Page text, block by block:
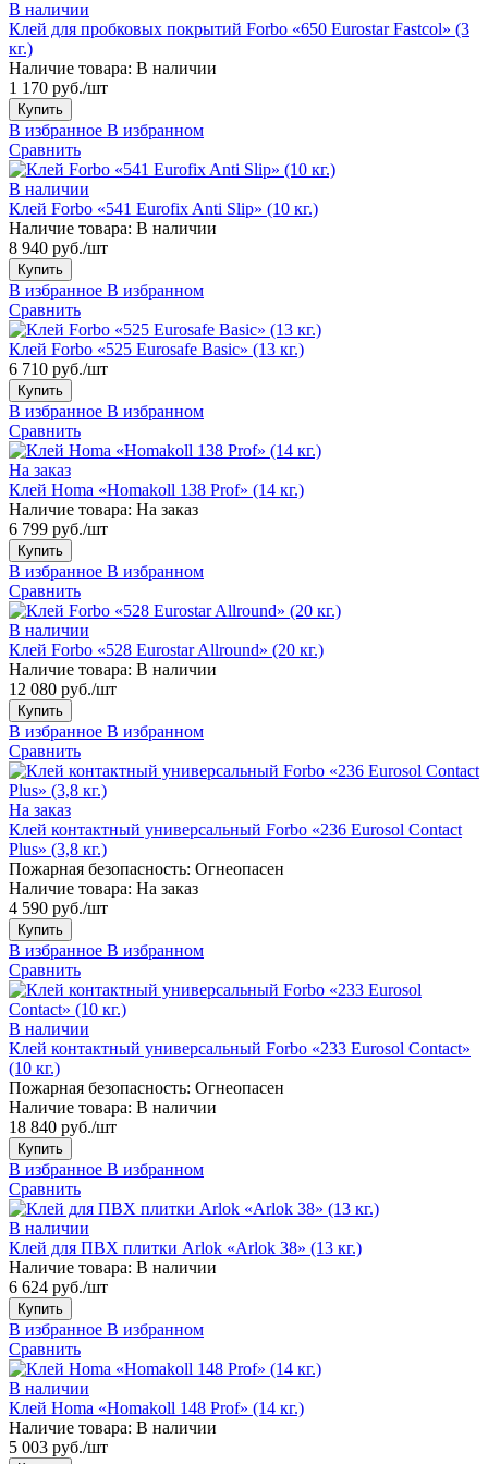
В наличии
Клей для пробковых покрытий Forbo «650 Eurostar Fastcol» (3
кг.)
Наличие товара: В наличии
1 170 руб./шт
Купить
В избранное В избранном
Сравнить
В наличии
Клей Forbo «541 Eurofix Anti Slip» (10 кг.)
Наличие товара: В наличии
8 940 руб./шт
Купить
В избранное В избранном
Сравнить
Клей Forbo «525 Eurosafe Basic» (13 кг.)
6 710 руб./шт
Купить
В избранное В избранном
Сравнить
На заказ
Клей Homa «Homakoll 138 Prof» (14 кг.)
Наличие товара: На заказ
6 799 руб./шт
Купить
В избранное В избранном
Сравнить
В наличии
Клей Forbo «528 Eurostar Allround» (20 кг.)
Наличие товара: В наличии
12 080 руб./шт
Купить
В избранное В избранном
Сравнить
На заказ
Клей контактный универсальный Forbo «236 Eurosol Contact
Plus» (3,8 кг.)
Пожарная безопасность: Огнеопасен
Наличие товара: На заказ
4 590 руб./шт
Купить
В избранное В избранном
Сравнить
В наличии
Клей контактный универсальный Forbo «233 Eurosol Contact»
(10 кг.)
Пожарная безопасность: Огнеопасен
Наличие товара: В наличии
18 840 руб./шт
Купить
В избранное В избранном
Сравнить
В наличии
Клей для ПВХ плитки Arlok «Arlok 38» (13 кг.)
Наличие товара: В наличии
6 624 руб./шт
Купить
В избранное В избранном
Сравнить
В наличии
Клей Homa «Homakoll 148 Prof» (14 кг.)
Наличие товара: В наличии
5 003 руб./шт